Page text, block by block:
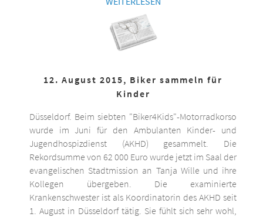
12. August 2015, Biker sammeln für
Kinder
Düsseldorf. Beim siebten "Biker4Kids"-Motorradkorso
wurde im Juni für den Ambulanten Kinder- und
Jugendhospizdienst (AKHD) gesammelt. Die
Rekordsumme von 62 000 Euro wurde jetzt im Saal der
evangelischen Stadtmission an Tanja Wille und ihre
Kollegen übergeben. Die examinierte
Krankenschwester ist als Koordinatorin des AKHD seit
1. August in Düsseldorf tätig. Sie fühlt sich sehr wohl,